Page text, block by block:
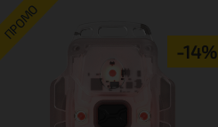
ПРОМО
-14%